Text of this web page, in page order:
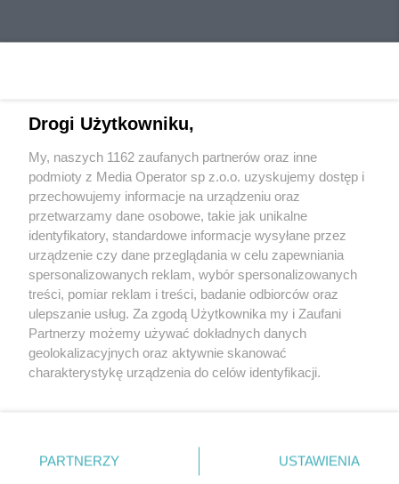
Wydawca mediówlokalnych
Nie zapomnij
zapoznać się z:
polityką prywatności regulamin korzystania z portali
Twojemiasto
Piekary Śląskie
Chorzów
Tarnowskie Góry
Gliwice
Skontakuj sięz nami
Kontakt
Wydawca
Redakcja
Drogi Użytkowniku,
My, naszych 1162 zaufanych partnerów oraz inne
podmioty z Media Operator sp z.o.o. uzyskujemy dostęp i
przechowujemy informacje na urządzeniu oraz
przetwarzamy dane osobowe, takie jak unikalne
identyfikatory, standardowe informacje wysyłane przez
urządzenie czy dane przeglądania w celu zapewniania
spersonalizowanych reklam, wybór spersonalizowanych
treści, pomiar reklam i treści, badanie odbiorców oraz
ulepszanie usług. Za zgodą Użytkownika my i Zaufani
Partnerzy możemy używać dokładnych danych
geolokalizacyjnych oraz aktywnie skanować
charakterystykę urządzenia do celów identyfikacji.
zmienić/wycofać klikając przycisk ustawień prywatności
znajdujący się w lewym dolnym rogu strony
PARTNERZY USTAWIENIA